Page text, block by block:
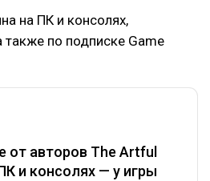
на ПК и консолях,
по подписке Game
от авторов The Artful
и консолях — у игры